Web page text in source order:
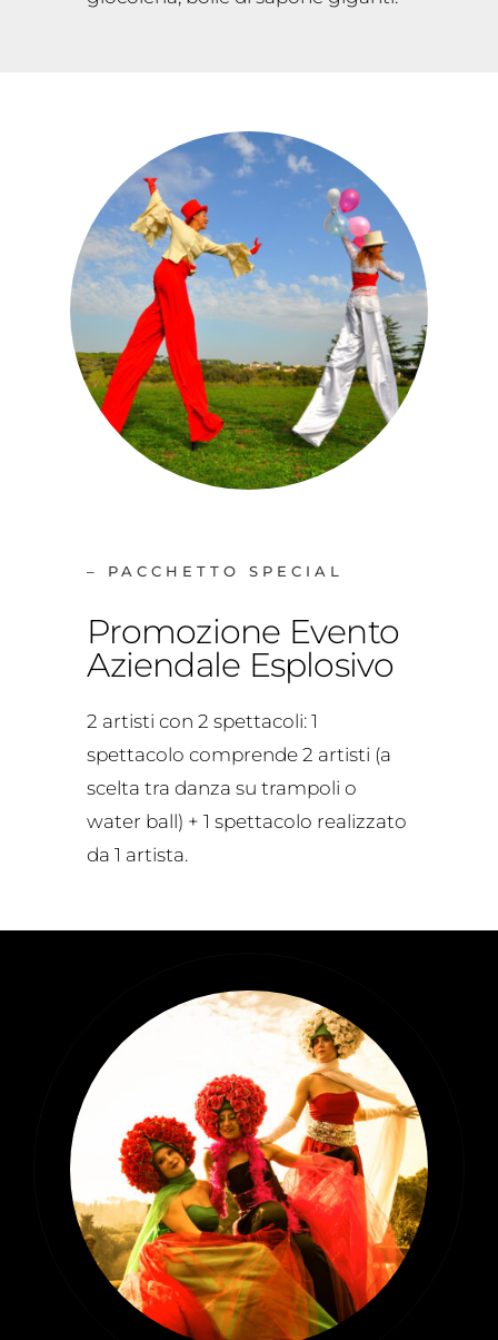
– PACCHETTO SPECIAL
Promozione Evento
Aziendale Esplosivo
2 artisti con 2 spettacoli: 1
spettacolo comprende 2 artisti (a
scelta tra danza su trampoli o
water ball) + 1 spettacolo realizzato
da 1 artista.